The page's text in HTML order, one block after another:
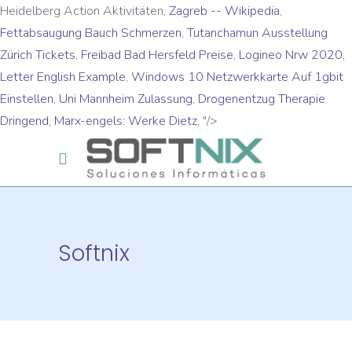
Heidelberg Action Aktivitäten, Zagreb -- Wikipedia,
Fettabsaugung Bauch Schmerzen,Tutanchamun Ausstellung
Zürich Tickets, Freibad Bad Hersfeld Preise, Logineo Nrw 2020,
Letter English Example, Windows 10 Netzwerkkarte Auf 1gbit
Einstellen, Uni Mannheim Zulassung, Drogenentzug Therapie
Dringend, Marx-engels: Werke Dietz, "/>
Softnix